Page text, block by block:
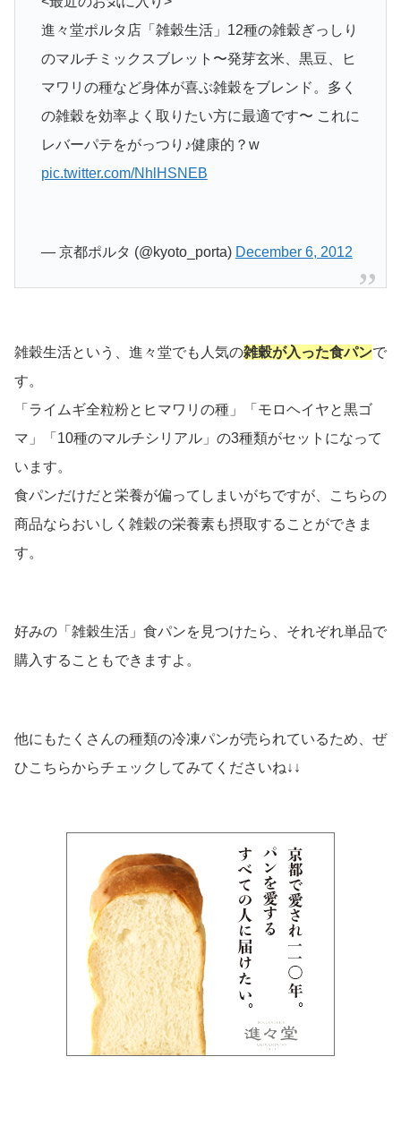
進々堂ポルタ店「雑穀生活」12種の雑穀ぎっしり
のマルチミックスブレット〜発芽玄米、黒豆、ヒ
マワリの種など身体が喜ぶ雑穀をブレンド。多く
の雑穀を効率よく取りたい方に最適です〜 これに
レバーパテをがっつり♪健康的？w
pic.twitter.com/NhlHSNEB
— 京都ポルタ (@kyoto_porta) December 6, 2012
雑穀生活という、進々堂でも人気の雑穀が入った食パンで
す。
「ライムギ全粒粉とヒマワリの種」「モロヘイヤと黒ゴ
マ」「10種のマルチシリアル」の3種類がセットになって
います。
食パンだけだと栄養が偏ってしまいがちですが、こちらの
商品ならおいしく雑穀の栄養素も摂取することができま
す。
好みの「雑穀生活」食パンを見つけたら、それぞれ単品で
購入することもできますよ。
他にもたくさんの種類の冷凍パンが売られているため、ぜ
ひこちらからチェックしてみてくださいね↓↓